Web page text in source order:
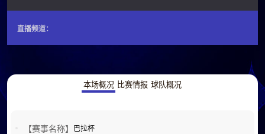
直播频道：
本场概况 比赛情报 球队概况
【赛事名称】 巴拉杯